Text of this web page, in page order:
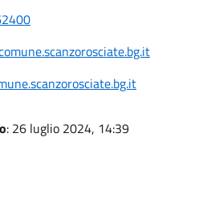
: 26 luglio 2024, 14:39